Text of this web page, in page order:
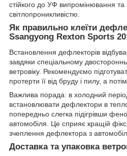
стійкого до УФ випромінювання та
світлопроникливістю.
Як правильно клеїти
Ssangyong Rexton Sports
Встановлення дефлекторів
завдяки спеціальному
ветровіку. Рекомендуємо
протерти її від бруду і пилу, а
Важлива порада: в холодний
встановлювати дефлектори в
попередньо слегка підігрівши
автомобіля. Це сприяє кращій
зчеплення дефлектора з
Доставка та упаковка